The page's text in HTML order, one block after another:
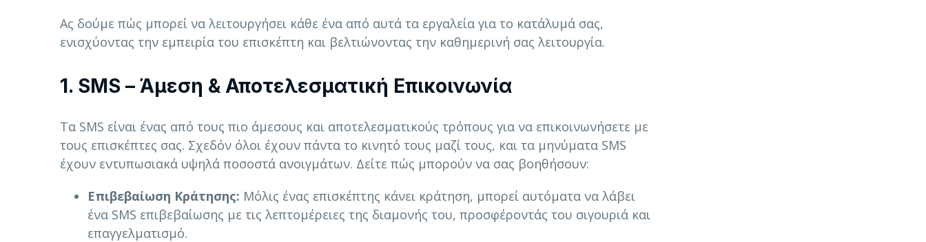
Ας δούμε πώς μπορεί να λειτουργήσει κάθε ένα από αυτά τα εργαλεία για το κατάλυμά σας,
ενισχύοντας την εμπειρία του επισκέπτη και βελτιώνοντας την καθημερινή σας λειτουργία.
1. SMS – Άμεση & Αποτελεσματική Επικοινωνία
Τα SMS είναι ένας από τους πιο άμεσους και αποτελεσματικούς τρόπους για να επικοινωνήσετε με
τους επισκέπτες σας. Σχεδόν όλοι έχουν πάντα το κινητό τους μαζί τους, και τα μηνύματα SMS
έχουν εντυπωσιακά υψηλά ποσοστά ανοιγμάτων. Δείτε πώς μπορούν να σας βοηθήσουν:
Επιβεβαίωση Κράτησης: Μόλις ένας επισκέπτης κάνει κράτηση, μπορεί αυτόματα να λάβει
ένα SMS επιβεβαίωσης με τις λεπτομέρειες της διαμονής του, προσφέροντάς του σιγουριά και
επαγγελματισμό.